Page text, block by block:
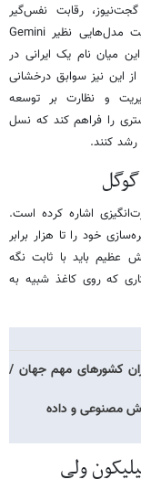
رقابت نفس‌گیر
بین گوگل و OpenAI وارد فاز تازه‌ای شده و موفقیت مدل‌هایی نظیر Gemini
میان نام یک ایرانی در
این نیز سوابق درخشانی
و نظارت بر توسعه
را فراهم کند که نسل
کنند.
اشاره کرده است.
خود را تا هزار برابر
عظیم باید با ثابت نگه
که روی کاغذ شبیه به
کشورهای مهم جهان /
مصنوعی و داده
ولی